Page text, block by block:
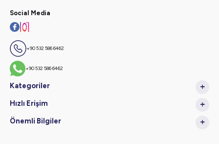
Social Media
+90 532 586 6462
+90 532 586 6462
Kategoriler
Hızlı Erişim
Önemli Bilgiler